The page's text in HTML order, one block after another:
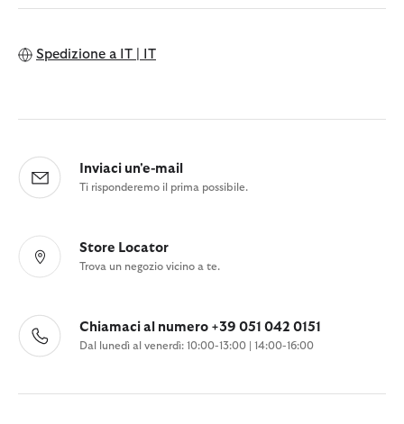
Spedizione a IT | IT
Inviaci un'e-mail
Ti risponderemo il prima possibile.
Store Locator
Trova un negozio vicino a te.
Chiamaci al numero +39 051 042 0151
Dal lunedì al venerdì: 10:00-13:00 | 14:00-16:00